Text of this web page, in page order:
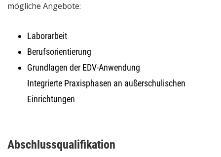
mögliche Angebote:
Laborarbeit
Berufsorientierung
Grundlagen der EDV-Anwendung
Integrierte Praxisphasen an außerschulischen
Einrichtungen
Abschlussqualifikation